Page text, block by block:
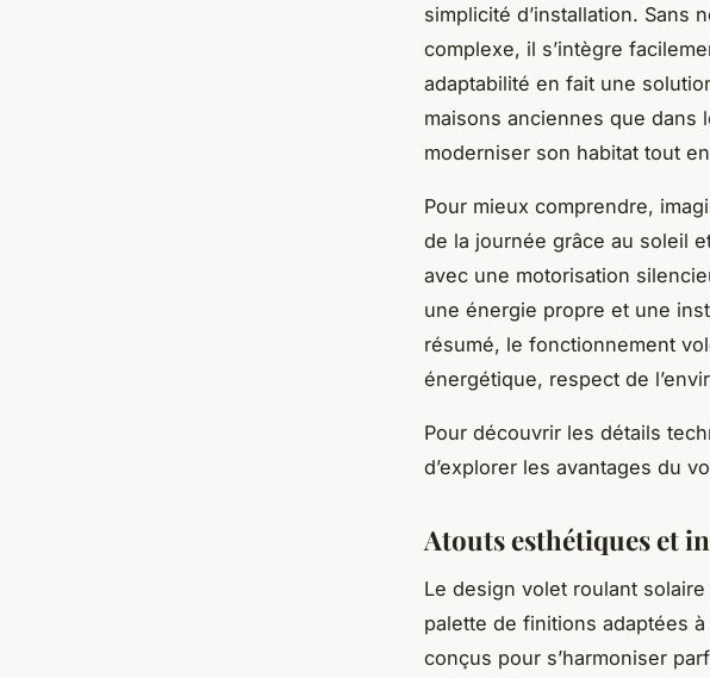
simplicité d’installation. Sans
complexe, il s’intègre
adaptabilité en fait une
maisons anciennes que dans
moderniser son habitat tout
Pour mieux comprendre,
de la journée grâce au soleil
avec une motorisation
une énergie propre et une
résumé, le fonctionnement
énergétique, respect de
Pour découvrir les détails
d’explorer les avantages du
Atouts esthétiques et
Le design volet roulant
palette de finitions adaptées
conçus pour s’harmoniser